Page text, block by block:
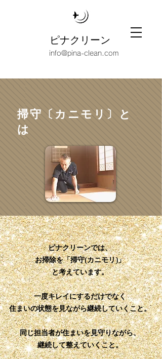
ピナクリーン
info@pina-clean.com
​掃守〔カニモリ〕と
は
ピナクリーンでは、
お掃除を「掃守(カニモリ)」
と考えています。
一度キレイにするだけでなく
住まいの状態を見ながら継続していくこと。
同じ担当者が住まいを見守りながら、
継続して整えていくこと。